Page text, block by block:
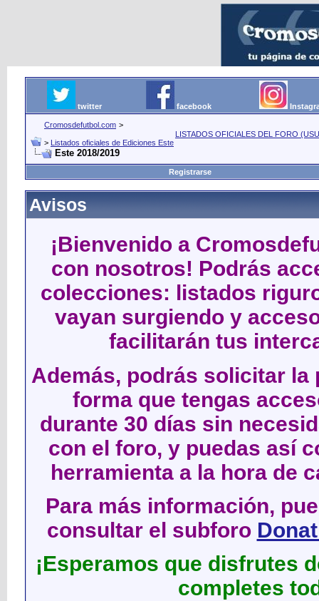
twitter facebook
Cromosdefutbol.com >
LISTADOS OFICIALES DEL FORO
> Listados oficiales de Ediciones Este
Este 2018/2019
Registrarse
Avisos
¡Bienvenido a
con nosotros! Podrás
colecciones: listados
vayan surgiendo y
facilitarán tus
Además, podrás solicitar
forma que tengas
durante 30 días sin
con el foro, y puedas así
herramienta a la hora de
Para más información,
consultar el subforo
¡Esperamos que disfrutes
completes